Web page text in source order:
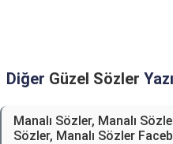
Diğer Güzel Sözler
Manalı Sözler, Manalı
Sözler, Manalı Sözler